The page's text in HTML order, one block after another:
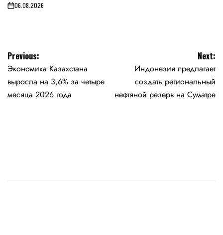
on06.08.2026
Навигация
по
записям
Previous:
Экономика Казахстана
выросла на 3,6% за четыре
месяца 2026 года
Next:
Индонезия предлагает
создать региональный
нефтяной резерв на Суматре